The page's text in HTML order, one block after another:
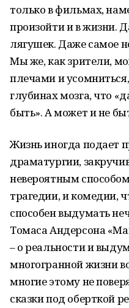
только в фильмах,
произойти и в жизни.
лягушек. Даже самое
Мы же, как зрители,
плечами и
глубинах мозга, что
быть». А может и не
Жизнь иногда подает
драматургии,
невероятным
трагедии, и комедии,
способен выдумать
Томаса Андерсона
– о реальности и
многогранной жизни
многие этому не
сказки под оберткой